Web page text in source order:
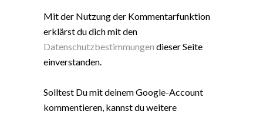
Mit der Nutzung der Kommentarfunktion
erklärst du dich mit den
Datenschutzbestimmungen dieser Seite
einverstanden.
Solltest Du mit deinem Google-Account
kommentieren, kannst du weitere